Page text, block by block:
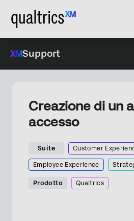
Support
Creazione di un
accesso
Suite Customer
Employee Experience
Prodotto Qualtrics